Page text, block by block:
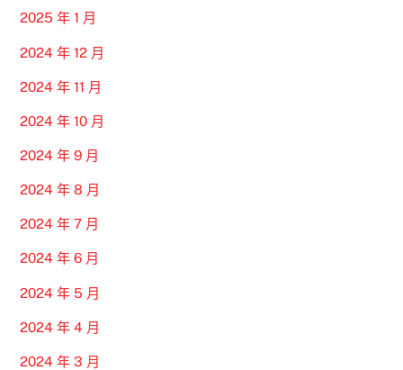
2025 年 1 月
2024 年 12 月
2024 年 11 月
2024 年 10 月
2024 年 9 月
2024 年 8 月
2024 年 7 月
2024 年 6 月
2024 年 5 月
2024 年 4 月
2024 年 3 月